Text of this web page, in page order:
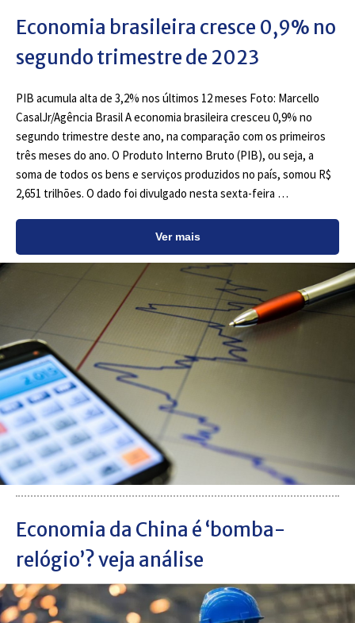
Economia brasileira cresce 0,9% no
segundo trimestre de 2023
PIB acumula alta de 3,2% nos últimos 12 meses Foto: Marcello
CasalJr/Agência Brasil A economia brasileira cresceu 0,9% no
segundo trimestre deste ano, na comparação com os primeiros
três meses do ano. O Produto Interno Bruto (PIB), ou seja, a
soma de todos os bens e serviços produzidos no país, somou R$
2,651 trilhões. O dado foi divulgado nesta sexta-feira …
Ver mais
Economia da China é ‘bomba-
relógio’? veja análise